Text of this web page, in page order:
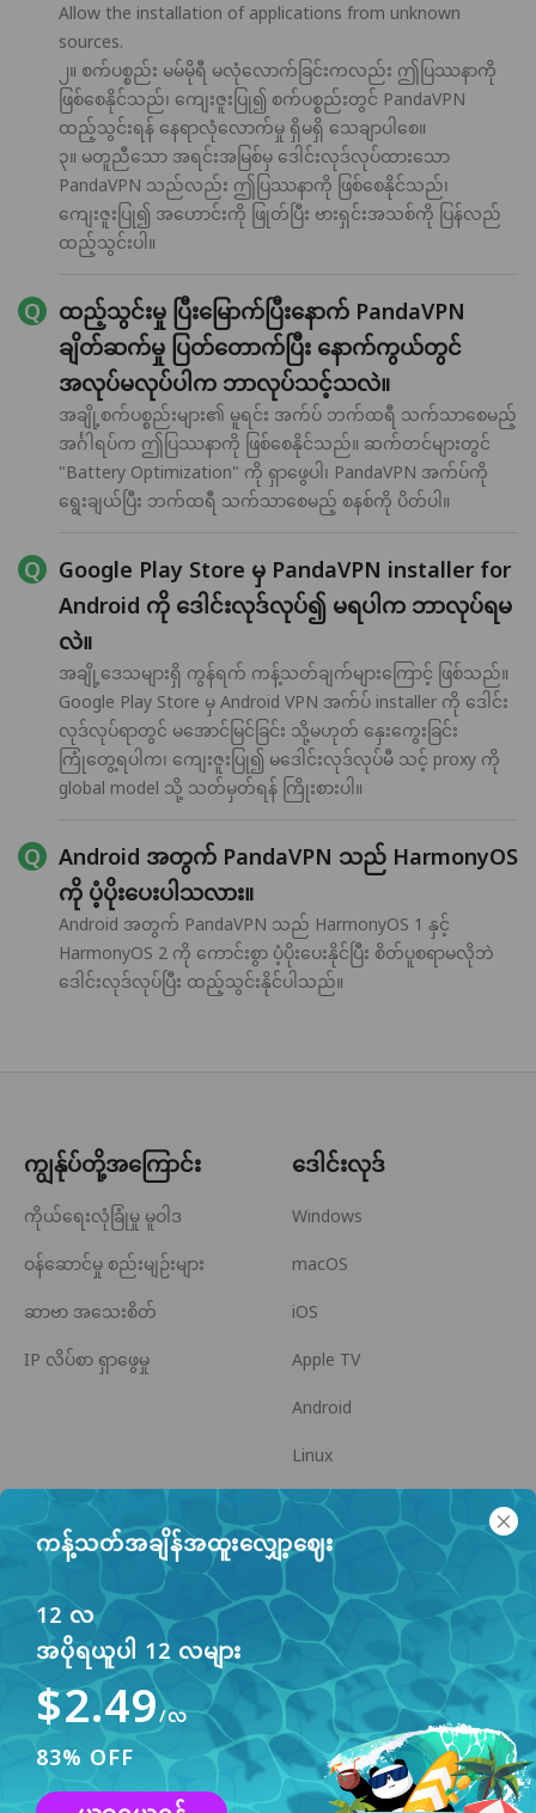
Allow the installation of applications from unknown
sources.
၂။ စက်ပစ္စည်း မမ်မိုရီ မလုံလောက်ခြင်းကလည်း ဤပြဿနာကို
ဖြစ်စေနိုင်သည်၊ ကျေးဇူးပြု၍ စက်ပစ္စည်းတွင် PandaVPN
ထည့်သွင်းရန် နေရာလုံလောက်မှု ရှိမရှိ သေချာပါစေ။
၃။ မတူညီသော အရင်းအမြစ်မှ ဒေါင်းလုဒ်လုပ်ထားသော
PandaVPN သည်လည်း ဤပြဿနာကို ဖြစ်စေနိုင်သည်၊
ကျေးဇူးပြု၍ အဟောင်းကို ဖြုတ်ပြီး ဗားရှင်းအသစ်ကို ပြန်လည်
ထည့်သွင်းပါ။
ထည့်သွင်းမှု ပြီးမြောက်ပြီးနောက် PandaVPN
ချိတ်ဆက်မှု ပြတ်တောက်ပြီး နောက်ကွယ်တွင်
အလုပ်မလုပ်ပါက ဘာလုပ်သင့်သလဲ။
အချို့စက်ပစ္စည်းများ၏ မူရင်း အက်ပ် ဘက်ထရီ သက်သာစေမည့်
အင်္ဂါရပ်က ဤပြဿနာကို ဖြစ်စေနိုင်သည်။ ဆက်တင်များတွင်
"Battery Optimization" ကို ရှာဖွေပါ၊ PandaVPN အက်ပ်ကို
ရွေးချယ်ပြီး ဘက်ထရီ သက်သာစေမည့် စနစ်ကို ပိတ်ပါ။
Google Play Store မှ PandaVPN installer for
Android ကို ဒေါင်းလုဒ်လုပ်၍ မရပါက ဘာလုပ်ရမ
လဲ။
အချို့ဒေသများရှိ ကွန်ရက် ကန့်သတ်ချက်များကြောင့် ဖြစ်သည်။
Google Play Store မှ Android VPN အက်ပ် installer ကို ဒေါင်း
လုဒ်လုပ်ရာတွင် မအောင်မြင်ခြင်း သို့မဟုတ် နှေးကွေးခြင်း
ကြုံတွေ့ရပါက၊ ကျေးဇူးပြု၍ မဒေါင်းလုဒ်လုပ်မီ သင့် proxy ကို
global model သို့ သတ်မှတ်ရန် ကြိုးစားပါ။
Android အတွက် PandaVPN သည် HarmonyOS
ကို ပံ့ပိုးပေးပါသလား။
Android အတွက် PandaVPN သည် HarmonyOS 1 နှင့်
HarmonyOS 2 ကို ကောင်းစွာ ပံ့ပိုးပေးနိုင်ပြီး စိတ်ပူစရာမလိုဘဲ
ဒေါင်းလုဒ်လုပ်ပြီး ထည့်သွင်းနိုင်ပါသည်။
ကန့်သတ်အချိန်အထူးလျှော့ဈေး
12 လ
အပိုရယူပါ 12 လများ
$2.49/လ
83% OFF
ကျွန်ုပ်တို့အကြောင်း
ကိုယ်ရေးလုံခြုံမှု မူဝါဒ
ဝန်ဆောင်မှု စည်းမျဉ်းများ
ဆာဗာ အသေးစိတ်
IP လိပ်စာ ရှာဖွေမှု
ဒေါင်းလုဒ်
Windows
macOS
iOS
Apple TV
Android
Linux
Android TV
အကူအညီ စင်တာ
panda7x24@gmail.com
ပြဿနာများ
ပူးပေါင်းဆောင်ရွက်မှု
မိတ်ဖက်ဖြစ်ပါ
ငွေပေးချေမှု နည်းလမ်း
ဤဝဘ်ဆိုက်သည် အသုံးပြုသူ အတွေ့အကြုံ မြှင့်တင်ရန်
cookies များကို အသုံးပြုသည်။ ပိုမို သိရှိရန်